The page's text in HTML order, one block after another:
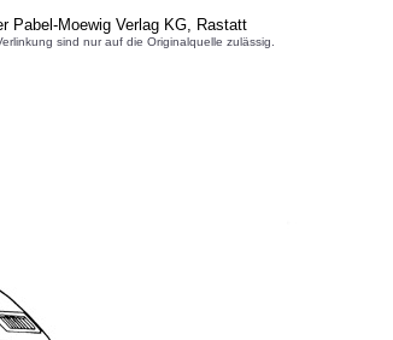
Pabel-Moewig Verlag KG, Rastatt
sind nur auf die Originalquelle zulässig.